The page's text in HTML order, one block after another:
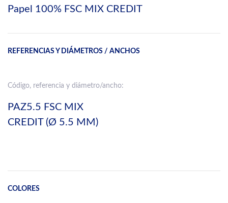
Papel 100% FSC MIX CREDIT
REFERENCIAS Y DIÁMETROS / ANCHOS
Código, referencia y diámetro/ancho:
PAZ5.5 FSC MIX
CREDIT (Ø 5.5 MM)
COLORES